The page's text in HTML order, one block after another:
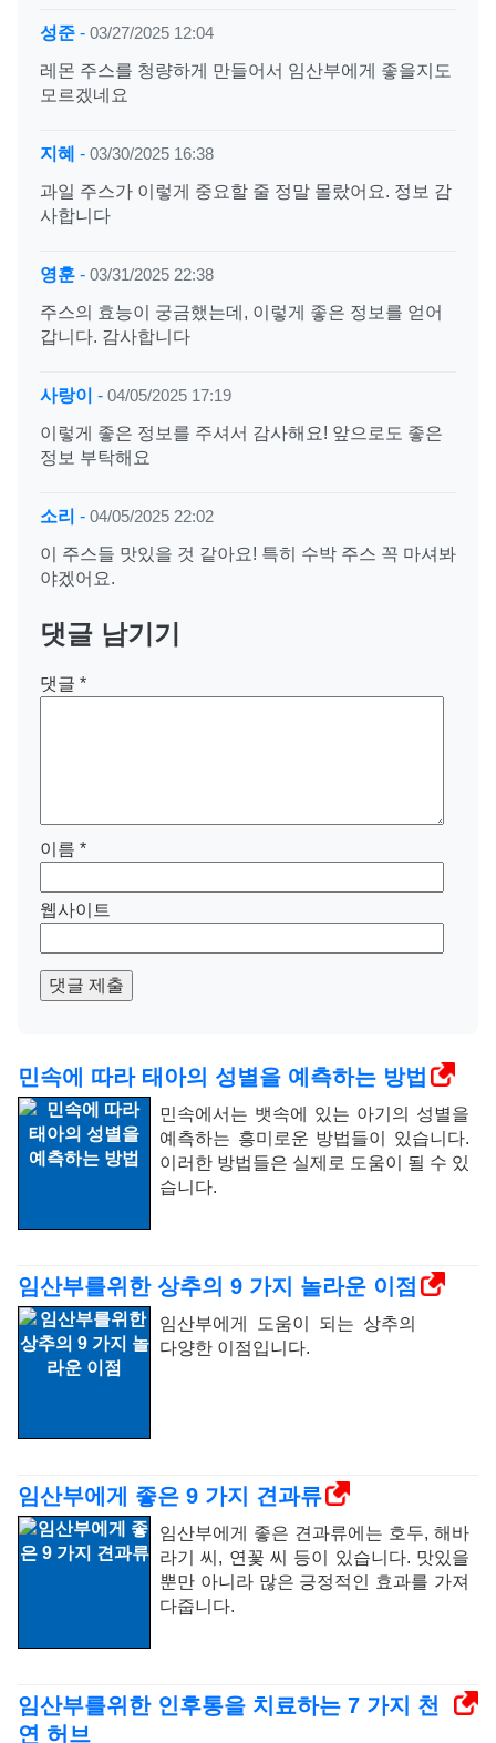
성준 - 03/27/2025 12:04
레몬 주스를 청량하게 만들어서 임산부에게 좋을지도
모르겠네요
지혜 - 03/30/2025 16:38
과일 주스가 이렇게 중요할 줄 정말 몰랐어요. 정보 감
사합니다
영훈 - 03/31/2025 22:38
주스의 효능이 궁금했는데, 이렇게 좋은 정보를 얻어
갑니다. 감사합니다
사랑이 - 04/05/2025 17:19
이렇게 좋은 정보를 주셔서 감사해요! 앞으로도 좋은
정보 부탁해요
소리 - 04/05/2025 22:02
이 주스들 맛있을 것 같아요! 특히 수박 주스 꼭 마셔봐
야겠어요.
댓글 남기기
댓글 *
이름 *
웹사이트
댓글 제출
민속에 따라 태아의 성별을 예측하는 방법
민속에서는 뱃속에 있는 아기의 성별을
예측하는 흥미로운 방법들이 있습니다.
이러한 방법들은 실제로 도움이 될 수 있
습니다.
임산부를위한 상추의 9 가지 놀라운 이점
임산부에게 도움이 되는 상추의
다양한 이점입니다.
임산부에게 좋은 9 가지 견과류
임산부에게 좋은 견과류에는 호두, 해바
라기 씨, 연꽃 씨 등이 있습니다. 맛있을
뿐만 아니라 많은 긍정적인 효과를 가져
다줍니다.
임산부를위한 인후통을 치료하는 7 가지 천
연 허브